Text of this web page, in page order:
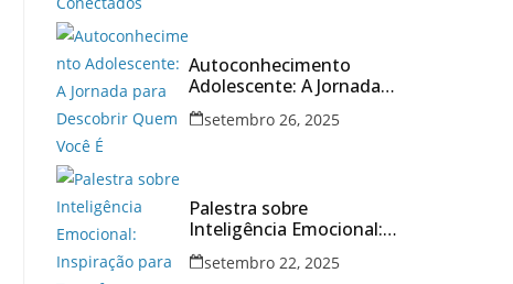
Autoconhecimento
Adolescente: A Jornada
para Descobrir Quem
Você É
setembro 26, 2025
Palestra sobre
Inteligência Emocional:
Inspiração para
Transformar Vidas
setembro 22, 2025